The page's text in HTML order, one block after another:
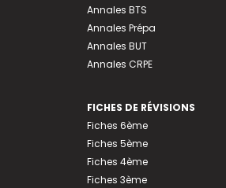
Annales BTS
Annales Prépa
Annales BUT
Annales CRPE
FICHES DE RÉVISIONS
Fiches 6ème
Fiches 5ème
Fiches 4ème
Fiches 3ème